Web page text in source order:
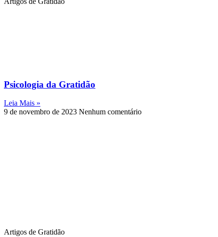
Psicologia da Gratidão
Leia Mais »
9 de novembro de 2023 Nenhum comentário
Artigos de Gratidão